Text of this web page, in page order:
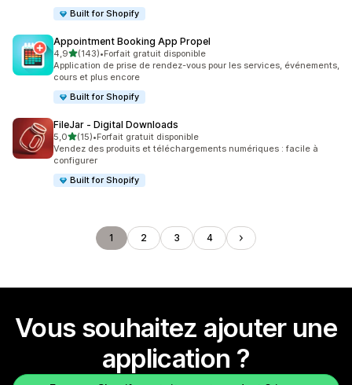
Built for Shopify
Appointment Booking App Propel
4,9étoile(s) sur 5
(143)
143 avis au total
•Forfait gratuit disponible
Application de prise de rendez-vous pour les services, événements,
cours et plus encore
Built for Shopify
FileJar ‑ Digital Downloads
5,0étoile(s) sur 5
(15)
15 avis au total
•Forfait gratuit disponible
Vendez des produits et téléchargements numériques : facile à
configurer
Built for Shopify
1 2 3 4
Vous souhaitez ajouter une
application ?